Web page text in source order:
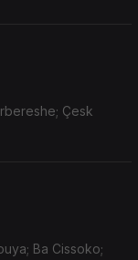
Çesk
Ba Cissoko;